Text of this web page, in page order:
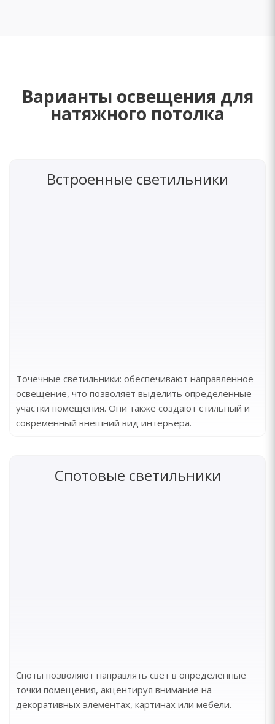
Варианты освещения для
натяжного потолка
Встроенные светильники
Точечные светильники: обеспечивают направленное
освещение, что позволяет выделить определенные
участки помещения. Они также создают стильный и
современный внешний вид интерьера.
Спотовые светильники
Споты позволяют направлять свет в определенные
точки помещения, акцентируя внимание на
декоративных элементах, картинах или мебели.